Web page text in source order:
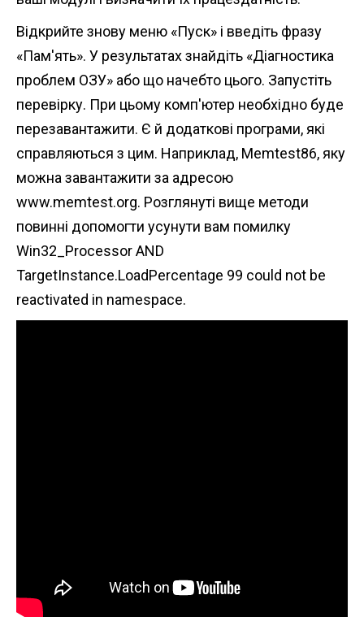
Відкрийте знову меню «Пуск» і введіть фразу
«Пам'ять». У результатах знайдіть «Діагностика
проблем ОЗУ» або що начебто цього. Запустіть
перевірку. При цьому комп'ютер необхідно буде
перезавантажити. Є й додаткові програми, які
справляються з цим. Наприклад, Memtest86, яку
можна завантажити за адресою
www.memtest.org. Розглянуті вище методи
повинні допомогти усунути вам помилку
Win32_Processor AND
TargetInstance.LoadPercentage 99 could not be
reactivated in namespace.